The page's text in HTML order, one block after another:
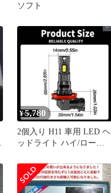
ソフト
¥5,780
2個入り H11 車用 LED ヘ
ッドライト ハイ/ロービ
ャデラック CTS 2008-
2010 - 14 ホワイト ヘッ
ドランプ